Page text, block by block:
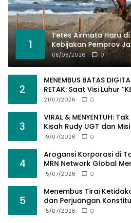
1
Tetes Airmata Haru
Kebijakan Pemprov
Jeritan Ribuan
08/08/2026 0
2
MENEMBUS BATAS
RETAK: Saat Visi Luhur
Pamalayan Dihantam
21/07/2026 0
3
VIRAL & MENYENTUH:
Kisah Rudy UGT dan
Bangsa Lewat Kuliah
19/07/2026 0
4
Arogansi Korporasi di
MRN Network Global
Hukum
15/07/2026 0
5
Menembus Tirai
dan Perjuangan
KUHAP Baru
15/07/2026 0